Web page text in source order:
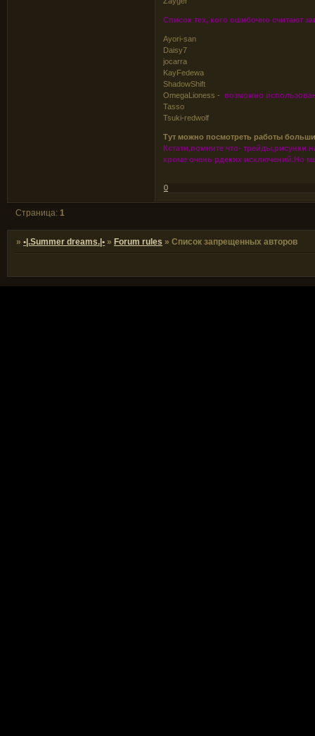
Список тех, кого ошибочно считают
Ayori-san
Daisy7
jocarra
KayFedewa
ShadowShift
OmegaLioness -возможно
Tasso
Tsuki-redwolf
Тут можно посмотреть работы
Кстати,помните что- трейды,рисунки
кроме очень рдеких исключений.Но
0
Страница: 1
»•|.Summer dreams.|• » Forum rules »Список запрещенных авторов